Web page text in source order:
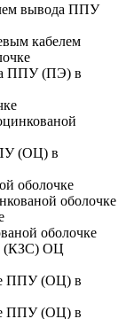
вывода ППУ
кабелем
ППУ (ПЭ) в
(ОЦ) в
оболочке
оболочке
оболочке
(КЗС) ОЦ
ППУ (ОЦ) в
ППУ (ОЦ) в